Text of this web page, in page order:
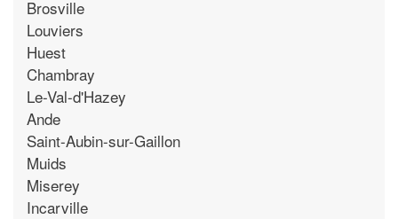
Brosville
Louviers
Huest
Chambray
Le-Val-d'Hazey
Ande
Saint-Aubin-sur-Gaillon
Muids
Miserey
Incarville